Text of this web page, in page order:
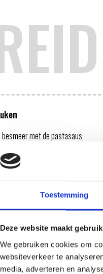
Toestemming
Deze website maakt
We gebruiken cookies om
websiteverkeer te
media, adverteren en
met de pastasaus